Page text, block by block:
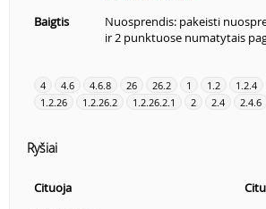
Baigtis
Nuosprendis: pakeisti
ir 2 punktuose numatytais
4 4.6 4.6.8 26 26.2 1 1.2 1.2.4
1.2.26
1.2.26.2 1.2.26.2.1 2 2.4 2.4.6
Ryšiai
Cituoja